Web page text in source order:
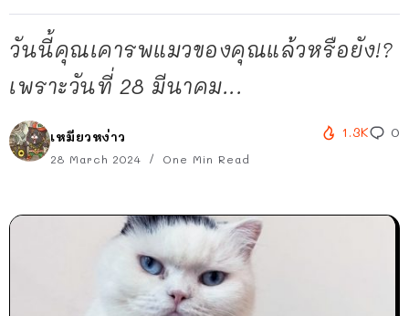
วันนี้คุณเคารพแมวของคุณแล้วหรือยัง!?
เพราะวันที่ 28 มีนาคม...
เหมียวหง่าว
28 March 2024 One Min Read
1.3K 0